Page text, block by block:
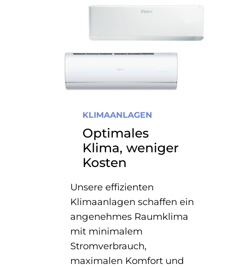
KLIMAANLAGEN
Optimales
Klima, weniger
Kosten
Unsere effizienten
Klimaanlagen schaffen ein
angenehmes Raumklima
mit minimalem
Stromverbrauch,
maximalen Komfort und